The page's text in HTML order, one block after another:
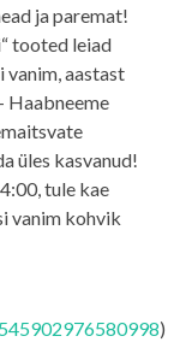
ja paremat!
tooted leiad
vanim, aastast
Haabneeme
üles kasvanud!
tule kae
vanim kohvik
)